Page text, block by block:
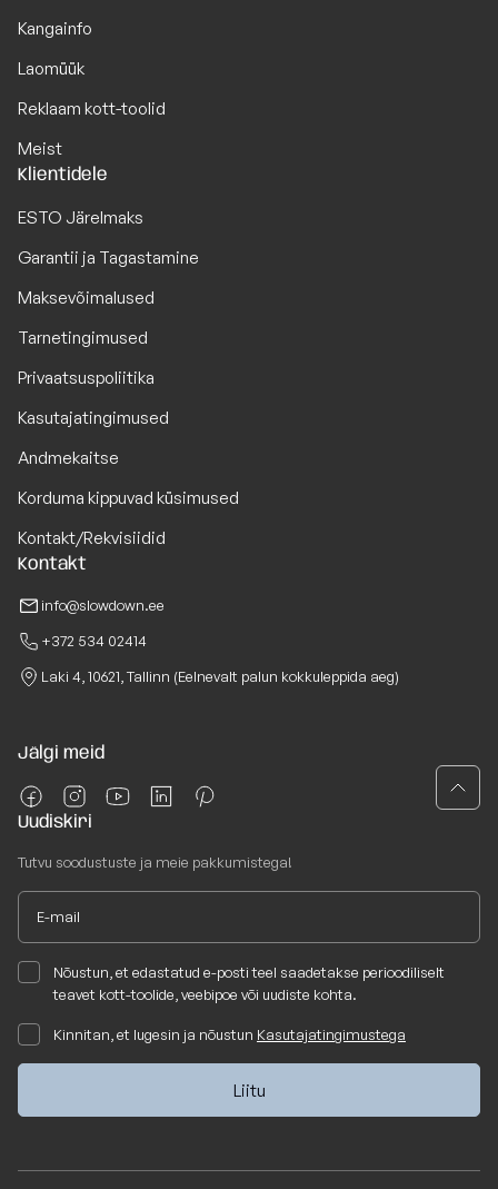
Kangainfo
Laomüük
Reklaam kott-toolid
Meist
Klientidele
ESTO Järelmaks
Garantii ja Tagastamine
Maksevõimalused
Tarnetingimused
Privaatsuspoliitika
Kasutajatingimused
Andmekaitse
Korduma kippuvad küsimused
Kontakt/Rekvisiidid
Kontakt
info@slowdown.ee
+372 534 02414
Laki 4, 10621, Tallinn (Eelnevalt palun kokkuleppida aeg)
Jälgi meid
Uudiskiri
Tutvu soodustuste ja meie pakkumistega!
Nõustun, et edastatud e-posti teel saadetakse perioodiliselt
teavet kott-toolide, veebipoe või uudiste kohta.
Kinnitan, et lugesin ja nõustun Kasutajatingimustega